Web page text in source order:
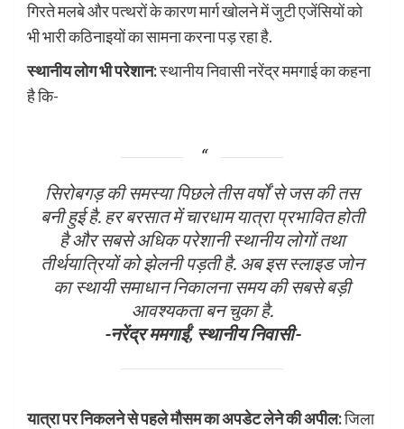
गिरते मलबे और पत्थरों के कारण मार्ग खोलने में जुटी एजेंसियों को
भी भारी कठिनाइयों का सामना करना पड़ रहा है.
स्थानीय लोग भी परेशान:स्थानीय निवासी नरेंद्र ममगाई का कहना
है कि-
सिरोबगड़ की समस्या पिछले तीस वर्षों से जस की तस
बनी हुई है. हर बरसात में चारधाम यात्रा प्रभावित होती
है और सबसे अधिक परेशानी स्थानीय लोगों तथा
तीर्थयात्रियों को झेलनी पड़ती है. अब इस स्लाइड जोन
का स्थायी समाधान निकालना समय की सबसे बड़ी
आवश्यकता बन चुका है.
-नरेंद्र ममगाईं, स्थानीय निवासी-
यात्रा पर निकलने से पहले मौसम का अपडेट लेने की अपील:जिला